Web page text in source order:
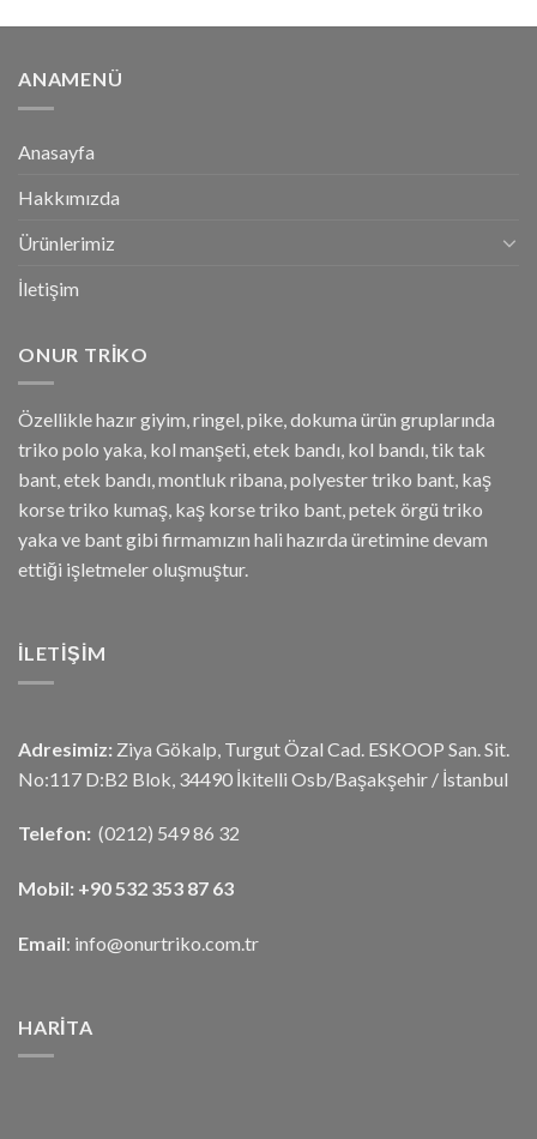
ANAMENÜ
Anasayfa
Hakkımızda
Ürünlerimiz
İletişim
ONUR TRIKO
Özellikle hazır giyim, ringel, pike, dokuma ürün gruplarında
triko polo yaka, kol manşeti, etek bandı, kol bandı, tik tak
bant, etek bandı, montluk ribana, polyester triko bant, kaş
korse triko kumaş, kaş korse triko bant, petek örgü triko
yaka ve bant gibi firmamızın hali hazırda üretimine devam
ettiği işletmeler oluşmuştur.
İLETIŞIM
Adresimiz: Ziya Gökalp, Turgut Özal Cad. ESKOOP San. Sit.
No:117 D:B2 Blok, 34490 İkitelli Osb/Başakşehir / İstanbul
Telefon: (0212) 549 86 32
Mobil: +90 532 353 87 63
Email: info@onurtriko.com.tr
HARITA